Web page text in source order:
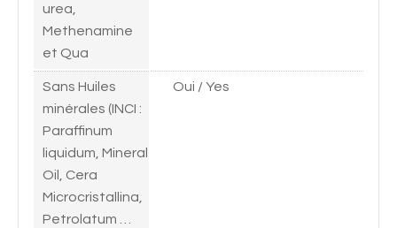
urea,
Methenamine
et Qua
Sans Huiles
minérales (INCI :
Paraffinum
liquidum, Mineral
Oil, Cera
Microcristallina,
Petrolatum …
Oui / Yes